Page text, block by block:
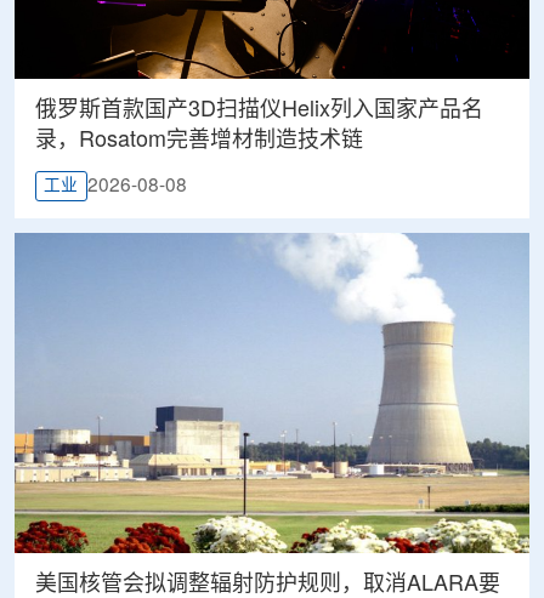
俄罗斯首款国产3D扫描仪Helix列入国家产品名
录，Rosatom完善增材制造技术链
工业 2026-08-08
美国核管会拟调整辐射防护规则，取消ALARA要